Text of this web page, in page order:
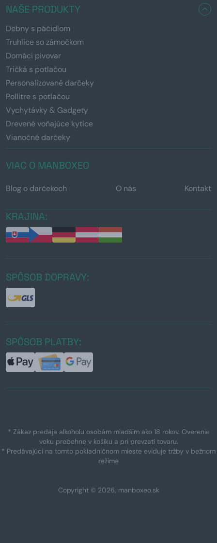
NAŠE PRODUKTY
Debny s páčidlom
Truhlice so zámočkom
Domáci pivovar
Tričká s potlačou
Personalizované darčeky
Pollitre s potlačou
Vychytávky & Gadgety
Drevené voňajúce kytice
Vianočné darčeky
VIAC O MANBOXEO
Blog o darčekoch O nás Kontakt
KRAJINA:
SPÔSOB DOPRAVY:
SPÔSOB PLATBY:
* Zákaz predaja alkoholu osobám mladším ako 18 rokov. Overenie
veku prebehne v košíku a pri prevzatí tovaru.
* Predávajúci na tomto pokladničnom mieste eviduje tržby v bežnom
režime
Copyright © 2026, manboxeo.sk